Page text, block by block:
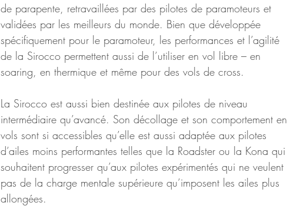
de parapente, retravaillées par des pilotes de paramoteurs et
validées par les meilleurs du monde. Bien que développée
spécifiquement pour le paramoteur, les performances et l’agilité
de la Sirocco permettent aussi de l’utiliser en vol libre – en
soaring, en thermique et même pour des vols de cross.
La Sirocco est aussi bien destinée aux pilotes de niveau
intermédiaire qu’avancé. Son décollage et son comportement en
vols sont si accessibles qu’elle est aussi adaptée aux pilotes
d’ailes moins performantes telles que la Roadster ou la Kona qui
souhaitent progresser qu’aux pilotes expérimentés qui ne veulent
pas de la charge mentale supérieure qu’imposent les ailes plus
allongées.